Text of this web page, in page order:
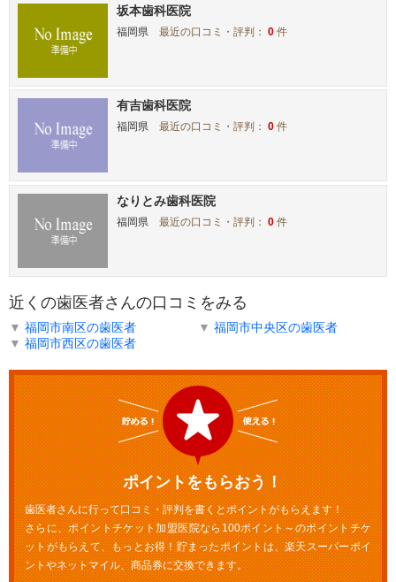
坂本歯科医院
福岡県 最近の口コミ・評判：0 件
有吉歯科医院
福岡県 最近の口コミ・評判：0 件
なりとみ歯科医院
福岡県 最近の口コミ・評判：0 件
近くの歯医者さんの口コミをみる
▼ 福岡市南区の歯医者 ▼ 福岡市中央区の歯医者
▼ 福岡市西区の歯医者
ポイントをもらおう！
歯医者さんに行って口コミ・評判を書くとポイントがもらえます！
さらに、ポイントチケット加盟医院なら100ポイント～のポイントチケ
ットがもらえて、もっとお得！貯まったポイントは、楽天スーパーポイ
ントやネットマイル、商品券に交換できます。